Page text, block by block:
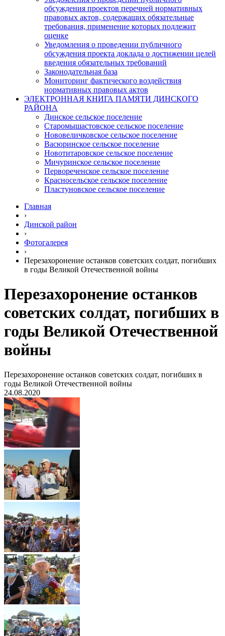
обсуждения проектов перечней нормативных
правовых актов, содержащих обязательные
требования, применение которых подлежит
оценке
Уведомления о проведении публичного
обсуждения проекта доклада о достижении целей
введения обязательных требований
Законодательная база
Мониторинг фактического воздействия
нормативных правовых актов
ЭЛЕКТРОННАЯ КНИГА ПАМЯТИ ДИНСКОГО
РАЙОНА
Динское сельское поселение
Старомышастовское сельское поселение
Нововеличковское сельское поселение
Васюринское сельское поселение
Новотитаровское сельское поселение
Мичуринское сельское поселение
Первореченское сельское поселение
Красносельское сельское поселение
Пластуновское сельское поселение
Главная
›
Динской район
›
Фотогалерея
›
Перезахоронение останков советских солдат, погибших
в годы Великой Отечественной войны
Перезахоронение останков
советских солдат, погибших в
годы Великой Отечественной
войны
Перезахоронение останков советских солдат, погибших в
годы Великой Отечественной войны
24.08.2020